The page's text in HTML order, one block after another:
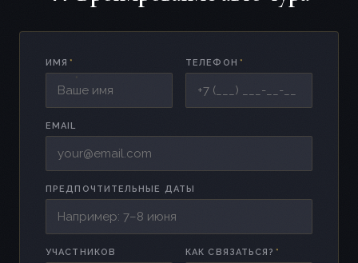
ИМЯ * ТЕЛЕФОН *
EMAIL
ПРЕДПОЧТИТЕЛЬНЫЕ ДАТЫ
УЧАСТНИКОВ КАК СВЯЗАТЬСЯ? *